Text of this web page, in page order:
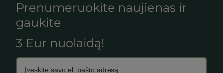
Prenumeruokite naujienas ir
gaukite
3 Eur nuolaidą!